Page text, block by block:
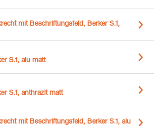
mit Beschriftungsfeld, Berker S.1,
S.1, alu matt
S.1, anthrazit matt
mit Beschriftungsfeld, Berker S.1, alu